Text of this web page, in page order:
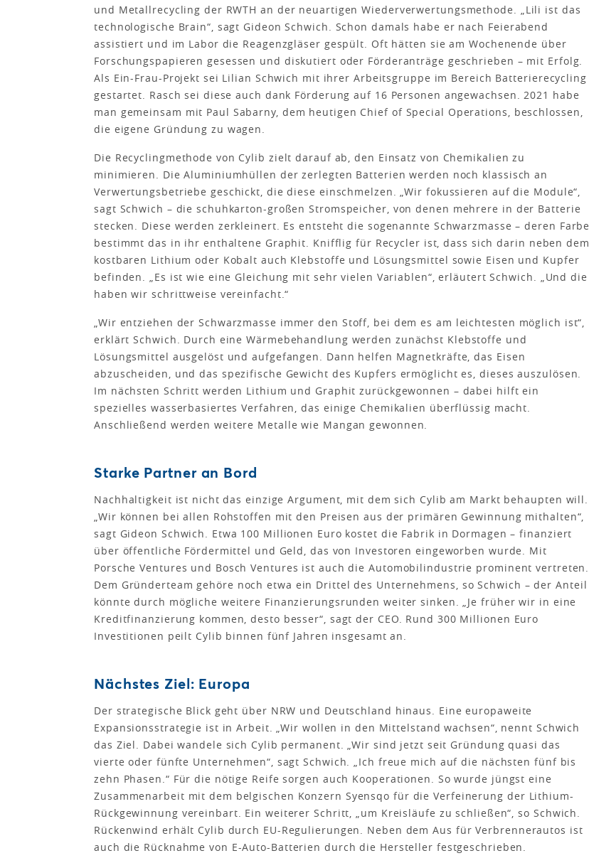
und Metallrecycling der RWTH an der neuartigen Wiederverwertungsmethode. „Lili ist das
technologische Brain“, sagt Gideon Schwich. Schon damals habe er nach Feierabend
assistiert und im Labor die Reagenzgläser gespült. Oft hätten sie am Wochenende über
Forschungspapieren gesessen und diskutiert oder Förderanträge geschrieben – mit Erfolg.
Als Ein-Frau-Projekt sei Lilian Schwich mit ihrer Arbeitsgruppe im Bereich Batterierecycling
gestartet. Rasch sei diese auch dank Förderung auf 16 Personen angewachsen. 2021 habe
man gemeinsam mit Paul Sabarny, dem heutigen Chief of Special Operations, beschlossen,
die eigene Gründung zu wagen.
Die Recyclingmethode von Cylib zielt darauf ab, den Einsatz von Chemikalien zu
minimieren. Die Aluminiumhüllen der zerlegten Batterien werden noch klassisch an
Verwertungsbetriebe geschickt, die diese einschmelzen. „Wir fokussieren auf die Module“,
sagt Schwich – die schuhkarton-großen Stromspeicher, von denen mehrere in der Batterie
stecken. Diese werden zerkleinert. Es entsteht die sogenannte Schwarzmasse – deren Farbe
bestimmt das in ihr enthaltene Graphit. Knifflig für Recycler ist, dass sich darin neben dem
kostbaren Lithium oder Kobalt auch Klebstoffe und Lösungsmittel sowie Eisen und Kupfer
befinden. „Es ist wie eine Gleichung mit sehr vielen Variablen“, erläutert Schwich. „Und die
haben wir schrittweise vereinfacht.“
„Wir entziehen der Schwarzmasse immer den Stoff, bei dem es am leichtesten möglich ist“,
erklärt Schwich. Durch eine Wärmebehandlung werden zunächst Klebstoffe und
Lösungsmittel ausgelöst und aufgefangen. Dann helfen Magnetkräfte, das Eisen
abzuscheiden, und das spezifische Gewicht des Kupfers ermöglicht es, dieses auszulösen.
Im nächsten Schritt werden Lithium und Graphit zurückgewonnen – dabei hilft ein
spezielles wasserbasiertes Verfahren, das einige Chemikalien überflüssig macht.
Anschließend werden weitere Metalle wie Mangan gewonnen.
Starke Partner an Bord
Nachhaltigkeit ist nicht das einzige Argument, mit dem sich Cylib am Markt behaupten will.
„Wir können bei allen Rohstoffen mit den Preisen aus der primären Gewinnung mithalten“,
sagt Gideon Schwich. Etwa 100 Millionen Euro kostet die Fabrik in Dormagen – finanziert
über öffentliche Fördermittel und Geld, das von Investoren eingeworben wurde. Mit
Porsche Ventures und Bosch Ventures ist auch die Automobilindustrie prominent vertreten.
Dem Gründerteam gehöre noch etwa ein Drittel des Unternehmens, so Schwich – der Anteil
könnte durch mögliche weitere Finanzierungsrunden weiter sinken. „Je früher wir in eine
Kreditfinanzierung kommen, desto besser“, sagt der CEO. Rund 300 Millionen Euro
Investitionen peilt Cylib binnen fünf Jahren insgesamt an.
Nächstes Ziel: Europa
Der strategische Blick geht über NRW und Deutschland hinaus. Eine europaweite
Expansionsstrategie ist in Arbeit. „Wir wollen in den Mittelstand wachsen“, nennt Schwich
das Ziel. Dabei wandele sich Cylib permanent. „Wir sind jetzt seit Gründung quasi das
vierte oder fünfte Unternehmen“, sagt Schwich. „Ich freue mich auf die nächsten fünf bis
zehn Phasen.“ Für die nötige Reife sorgen auch Kooperationen. So wurde jüngst eine
Zusammenarbeit mit dem belgischen Konzern Syensqo für die Verfeinerung der Lithium-
Rückgewinnung vereinbart. Ein weiterer Schritt, „um Kreisläufe zu schließen“, so Schwich.
Rückenwind erhält Cylib durch EU-Regulierungen. Neben dem Aus für Verbren­nerautos ist
auch die Rücknahme von E-Auto-Batterien durch die Hersteller festgeschrieben.